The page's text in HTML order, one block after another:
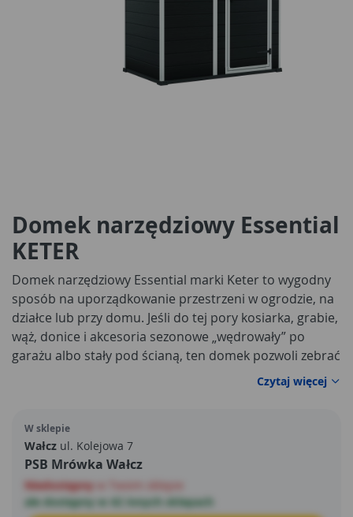
Domek narzędziowy Essential
KETER
Domek narzędziowy Essential marki Keter to wygodny
sposób na uporządkowanie przestrzeni w ogrodzie, na
działce lub przy domu. Jeśli do tej pory kosiarka, grabie,
wąż, donice i akcesoria sezonowe „wędrowały” po
garażu albo stały pod ścianą, ten domek pozwoli zebrać
wszystko w jednym miejscu i zabezpieczyć przed
warunkami atmosferycznymi. Dzięki kompaktowym, a
cm bez trudu ustawisz go nawet na mniejszej posesji,
tworząc praktyczny schowek na co dzień. Jego
stonowana kolorystyka czerni i bieli dobrze wygląda w
otoczeniu nowoczesnych tarasów, jak i w klasycznym
ogrodzie, nie dominując aranżacji.
Czytaj więcej
W sklepie
Wałcz ul. Kolejowa 7
PSB Mrówka Wałcz
Niedostępny
ale dostępny w 42 innych sklepach